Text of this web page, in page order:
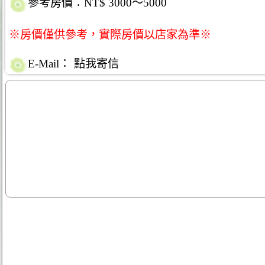
參考房價：NT$ 3000～5000
※房價僅供參考，實際房價以店家為準※
E-Mail： 點我寄信